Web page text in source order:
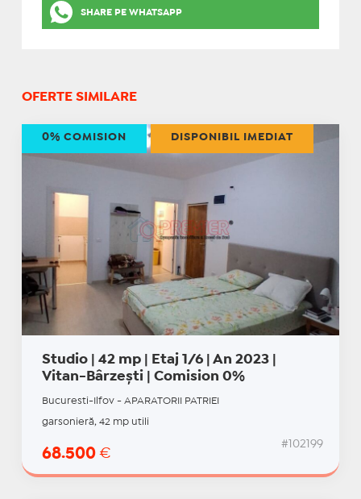
SHARE PE WHATSAPP
OFERTE SIMILARE
Studio | 42 mp | Etaj 1/6 | An 2023 |
Vitan-Bârzești | Comision 0%
Bucuresti-Ilfov - APARATORII PATRIEI
garsonieră, 42 mp utili
68.500 €
#102199
0% COMISION DISPONIBIL IMEDIAT